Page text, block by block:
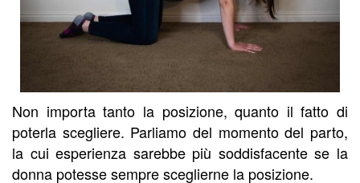
Non importa tanto la posizione, quanto il fatto di
poterla scegliere. Parliamo del momento del parto,
la cui esperienza sarebbe più soddisfacente se la
donna potesse sempre sceglierne la posizione.